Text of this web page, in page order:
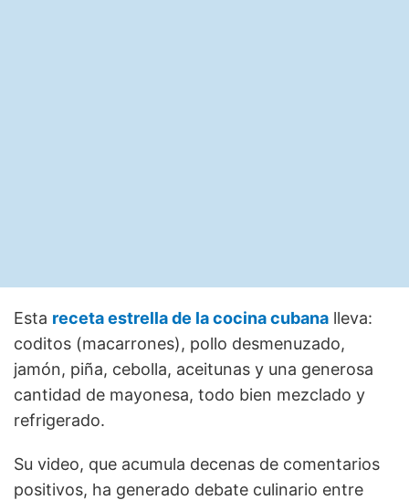
Esta receta estrella de la cocina cubana lleva:
coditos (macarrones), pollo desmenuzado,
jamón, piña, cebolla, aceitunas y una generosa
cantidad de mayonesa, todo bien mezclado y
refrigerado.
Su video, que acumula decenas de comentarios
positivos, ha generado debate culinario entre